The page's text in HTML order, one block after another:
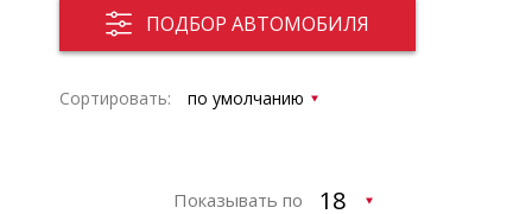
ПОДБОР АВТОМОБИЛЯ
Сортировать:
Показывать по